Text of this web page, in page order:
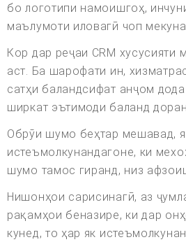
бо логотипи намоишгоҳ,
маълумоти иловагӣ чоп
Кор дар реҷаи CRM хусусияти
аст. Ба шарофати ин,
сатҳи баландсифат анҷом
ширкат эътимоди баланд
Обрӯи шумо беҳтар мешавад,
истеъмолкунандагоне, ки
шумо тамос гиранд, низ
Нишонҳои сарисинагӣ, аз
рақамҳои беназире, ки дар
кунед, то ҳар як